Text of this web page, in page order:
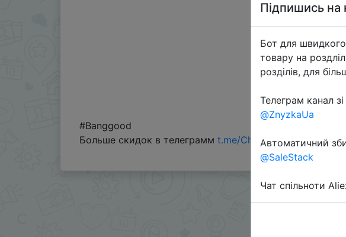
#Banggood
Больше скидок в телеграмм t.me/ChinaGoodBuy
Підпишись на
Бот для
товару на
розділів, для
Телеграм канал
@ZnyzkaUa
Автоматичний
@SaleStack
Чат спільноти